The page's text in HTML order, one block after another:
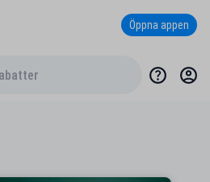
Öppna appen